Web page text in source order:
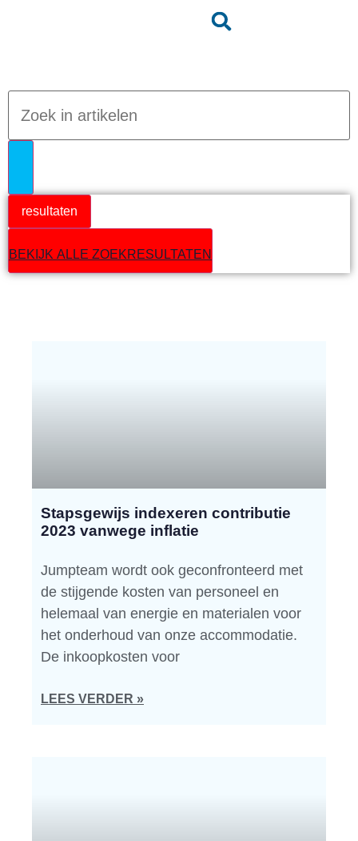
resultaten
BEKIJK ALLE ZOEKRESULTATEN
Stapsgewijs indexeren contributie
2023 vanwege inflatie
Jumpteam wordt ook geconfronteerd met
de stijgende kosten van personeel en
helemaal van energie en materialen voor
het onderhoud van onze accommodatie.
De inkoopkosten voor
LEES VERDER »